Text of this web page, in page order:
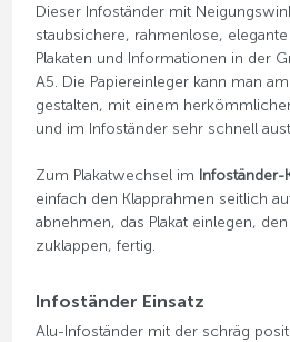
Dieser Infoständer mit
staubsichere, rahmenlose,
Plakaten und Informationen in der
A5. Die Papiereinleger kann man
gestalten, mit einem
und im Infoständer sehr schnell
Zum Plakatwechsel im Infoständer-
einfach den Klapprahmen seitlich
abnehmen, das Plakat einlegen,
zuklappen, fertig.
Infoständer Einsatz
Alu-Infoständer mit der schräg